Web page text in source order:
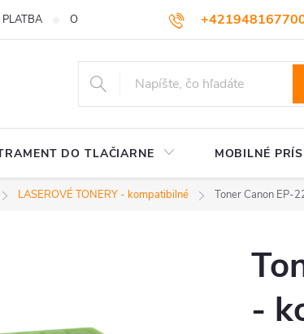
PLATBA OBCHODNÉ PODMIENKY VEĽKOOBCHOD
DO TLAČIARNE MOBILNÉ
LASEROVÉ TONERY - kompatibilné Toner Canon EP-
-